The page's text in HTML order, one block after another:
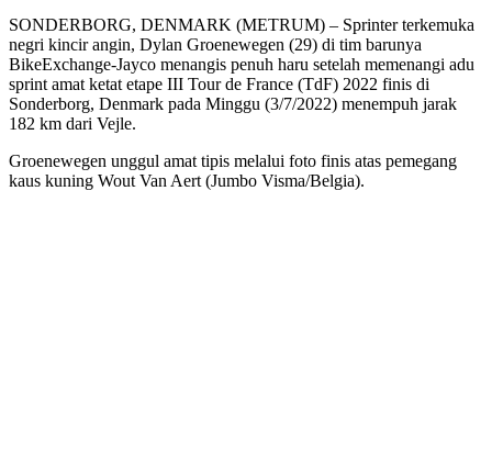
SONDERBORG, DENMARK (METRUM) – Sprinter terkemuka
negri kincir angin, Dylan Groenewegen (29) di tim barunya
BikeExchange-Jayco menangis penuh haru setelah memenangi adu
sprint amat ketat etape III Tour de France (TdF) 2022 finis di
Sonderborg, Denmark pada Minggu (3/7/2022) menempuh jarak
182 km dari Vejle.
Groenewegen unggul amat tipis melalui foto finis atas pemegang
kaus kuning Wout Van Aert (Jumbo Visma/Belgia).